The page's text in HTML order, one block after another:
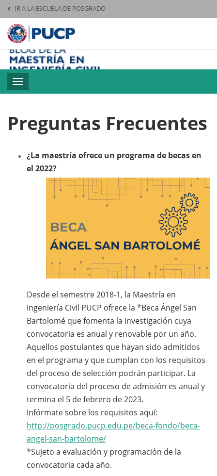
IR A LA ESCUELA DE POSGRADO
Pontificia
Toggle
navigation
Preguntas Frecuentes
¿La maestría ofrece un programa de becas en
el 2022?
Desde el semestre 2018-1, la Maestría en
Ingeniería Civil PUCP ofrece la *Beca Ángel San
Bartolomé que fomenta la investigación cuya
convocatoria es anual y renovable por un año.
Aquellos postulantes que hayan sido admitidos
en el programa y que cumplan con los requisitos
del proceso de selección podrán participar. La
convocatoria del proceso de admisión es anual y
termina el 5 de febrero de 2023.
Infórmate sobre los requisitos aquí:
http://posgrado.pucp.edu.pe/beca-fondo/beca-
angel-san-bartolome/
*Sujeto a evaluación y programación de la
convocatoria cada año.